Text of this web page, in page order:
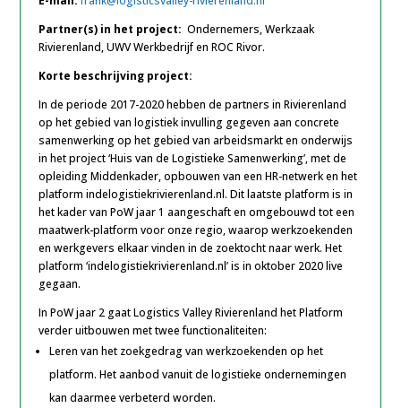
Partner(s) in het project: Ondernemers, Werkzaak
Rivierenland, UWV Werkbedrijf en ROC Rivor.
Korte beschrijving project:
In de periode 2017-2020 hebben de partners in Rivierenland
op het gebied van logistiek invulling gegeven aan concrete
samenwerking op het gebied van arbeidsmarkt en onderwijs
in het project ‘Huis van de Logistieke Samenwerking’, met de
opleiding Middenkader, opbouwen van een HR-netwerk en het
platform indelogistiekrivierenland.nl. Dit laatste platform is in
het kader van PoW jaar 1 aangeschaft en omgebouwd tot een
maatwerk-platform voor onze regio, waarop werkzoekenden
en werkgevers elkaar vinden in de zoektocht naar werk. Het
platform ‘indelogistiekrivierenland.nl’ is in oktober 2020 live
gegaan.
In PoW jaar 2 gaat Logistics Valley Rivierenland het Platform
verder uitbouwen met twee functionaliteiten:
Leren van het zoekgedrag van werkzoekenden op het
platform. Het aanbod vanuit de logistieke ondernemingen
kan daarmee verbeterd worden.